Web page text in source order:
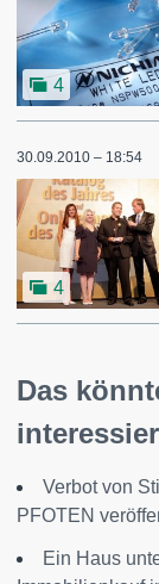
4
30.09.2010 – 18:54
4
Das
Verbot von
PFOTEN
Ein Haus